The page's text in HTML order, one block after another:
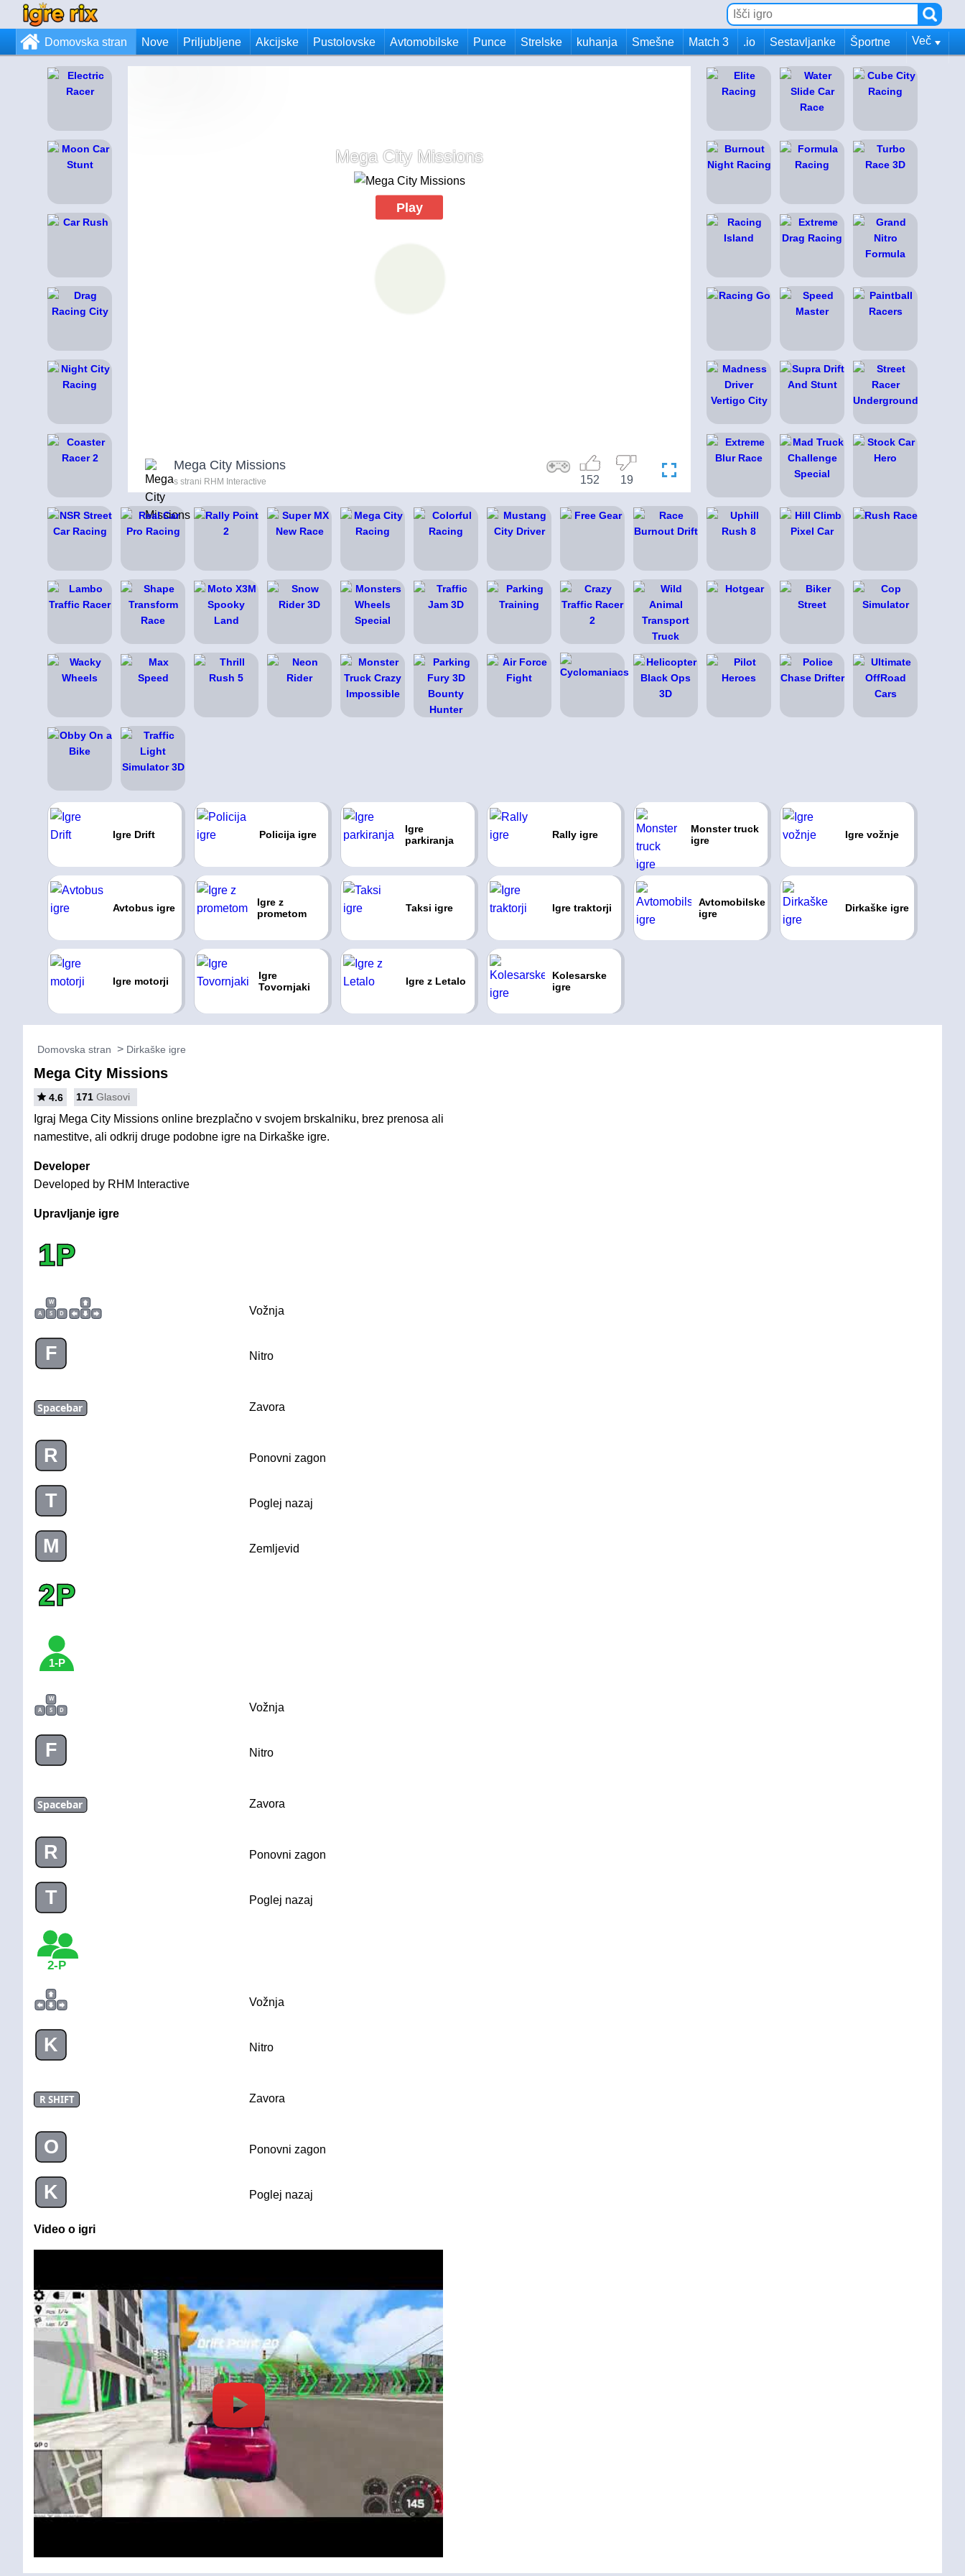
Domovska stran Nove Priljubljene Akcijske Pustolovske Avtomobilske Punce Strelske kuhanja Smešne Match 3 .io Sestavljanke Športne Več
Mega City Missions
Play
Mega City Missions
s strani RHM Interactive 19
152
Igre Drift Policija igre
Igre
parkiranja
Rally igre
Monster truck
igre
Igre vožnje
Avtobus igre
Igre z
prometom
Taksi igre Igre traktorji
Avtomobilske
igre
Dirkaške igre
Igre motorji
Igre
Tovornjaki
Igre z Letalo
Kolesarske
igre
Domovska stran Dirkaške igre
Mega City Missions
4.6 171 Glasovi
Igraj Mega City Missions online brezplačno v svojem brskalniku, brez prenosa ali
namestitve, ali odkrij druge podobne igre na Dirkaške igre.
Developer
Developed by RHM Interactive
Upravljanje igre
1P
W
A
S D Vožnja
F Nitro
Spacebar Zavora
R Ponovni zagon
T Poglej nazaj
M Zemljevid
2P
1-P
W
A
S D Vožnja
F Nitro
Spacebar Zavora
R Ponovni zagon
T Poglej nazaj
2-P
Vožnja
K Nitro
R SHIFT Zavora
O Ponovni zagon
K Poglej nazaj
Video o igri